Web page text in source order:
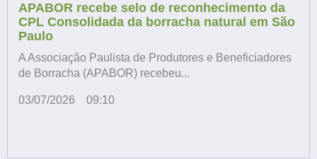
APABOR recebe selo de reconhecimento da
CPL Consolidada da borracha natural em São
Paulo
A Associação Paulista de Produtores e Beneficiadores
de Borracha (APABOR) recebeu...
03/07/2026 09:10